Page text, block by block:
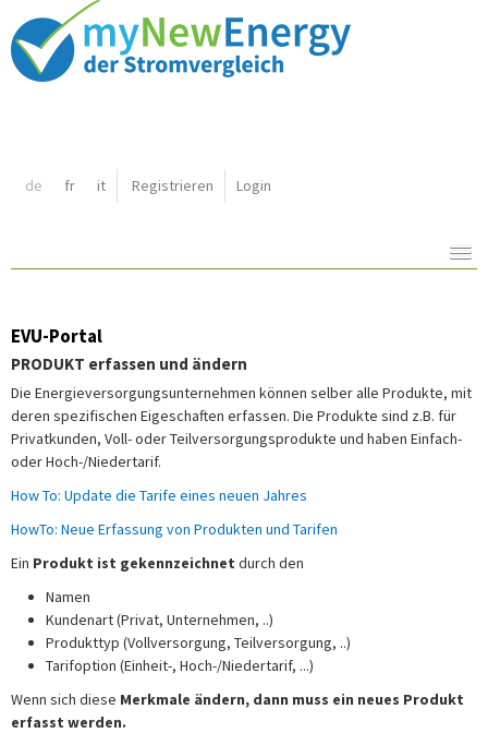
de fr it Registrieren Login
Inhalt:
EVU-Portal
PRODUKT erfassen und ändern
Die Energieversorgungsunternehmen können selber alle Produkte, mit
deren spezifischen Eigeschaften erfassen. Die Produkte sind z.B. für
Privatkunden, Voll- oder Teilversorgungsprodukte und haben Einfach-
oder Hoch-/Niedertarif.
How To: Update die Tarife eines neuen Jahres
HowTo: Neue Erfassung von Produkten und Tarifen
Ein Produkt ist gekennzeichnet durch den
Namen
Kundenart (Privat, Unternehmen, ..)
Produkttyp (Vollversorgung, Teilversorgung, ..)
Tarifoption (Einheit-, Hoch-/Niedertarif, ...)
Wenn sich diese Merkmale ändern, dann muss ein neues Produkt
erfasst werden.